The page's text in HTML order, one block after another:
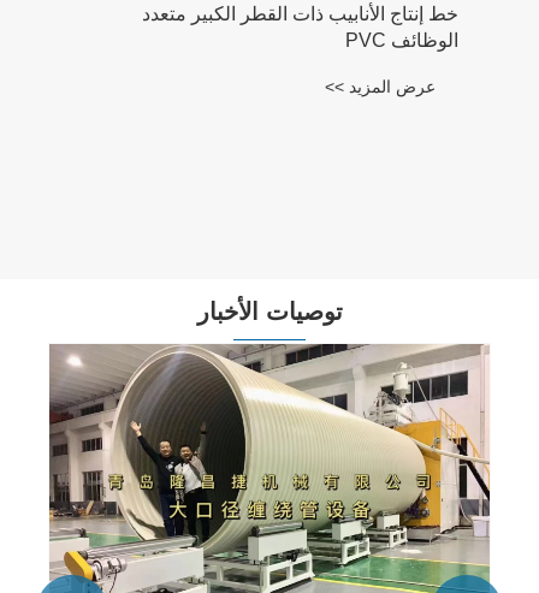
توصيات الأخبار
كم عدد أنواع خطوط إنتاج التشكيلات الموجودة؟
عرض المزيد >>